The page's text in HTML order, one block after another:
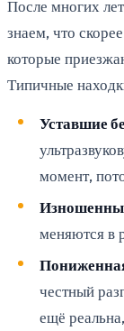
После многих
знаем, что
которые
Типичные
Уставшие
момент,
меняются в
честный
ещё